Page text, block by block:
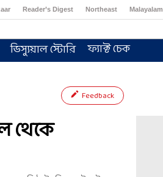
Reader’s Digest Northeast Malayalam
ভিস্যুয়াল স্টোরি ফ্যাক্ট চেক
Feedback
থেকে